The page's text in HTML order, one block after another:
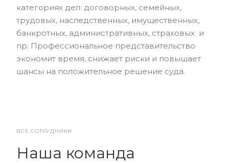
категориях дел: договорных, семейных,
трудовых, наследственных, имущественных,
банкротных, административных, страховых и
пр. Профессиональное представительство
экономит время, снижает риски и повышает
шансы на положительное решение суда.
ВСЕ СОТРУДНИКИ
Наша команда